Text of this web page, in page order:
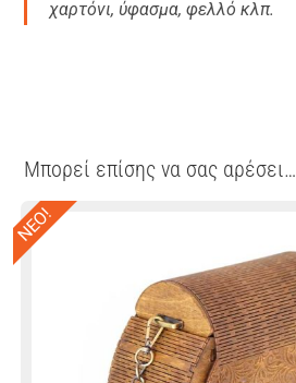
χαρτόνι, ύφασμα, φελλό κλπ.
Μπορεί επίσης να σας αρέσει…
ΝΕΟ!